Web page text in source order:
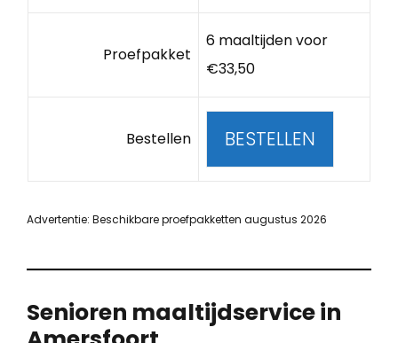
Proefpakket
6 maaltijden voor
€33,50
Bestellen BESTELLEN
Advertentie: Beschikbare proefpakketten augustus 2026
Senioren maaltijdservice in